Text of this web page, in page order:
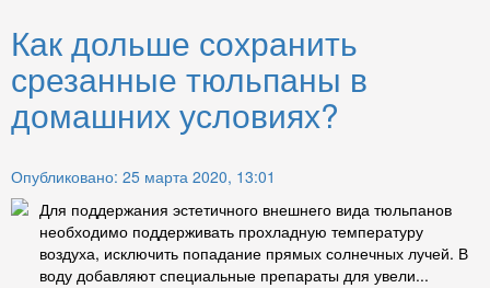
Как дольше сохранить
срезанные тюльпаны в
домашних условиях?
Опубликовано: 25 марта 2020, 13:01
Для поддержания эстетичного внешнего вида тюльпанов
необходимо поддерживать прохладную температуру
воздуха, исключить попадание прямых солнечных лучей. В
воду добавляют специальные препараты для увели...